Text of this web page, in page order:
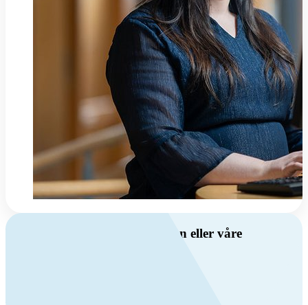
Har du spørsmål om ventilasjon eller våre